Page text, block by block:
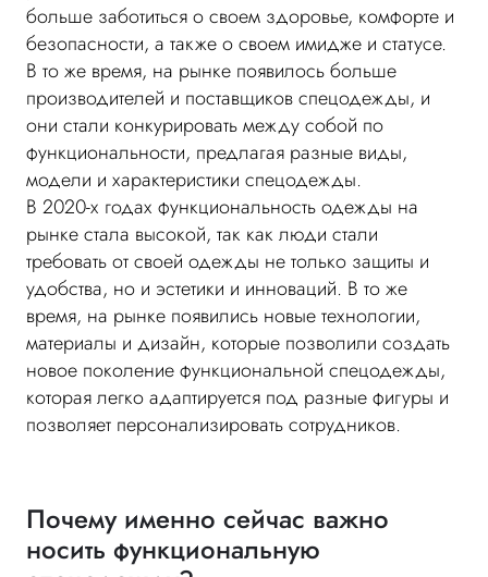
больше заботиться о своем здоровье, комфорте и
безопасности, а также о своем имидже и статусе.
В то же время, на рынке появилось больше
производителей и поставщиков спецодежды, и
они стали конкурировать между собой по
функциональности, предлагая разные виды,
модели и характеристики спецодежды.
В 2020-х годах функциональность одежды на
рынке стала высокой, так как люди стали
требовать от своей одежды не только защиты и
удобства, но и эстетики и инноваций. В то же
время, на рынке появились новые технологии,
материалы и дизайн, которые позволили создать
новое поколение функциональной спецодежды,
которая легко адаптируется под разные фигуры и
позволяет персонализировать сотрудников.
Почему именно сейчас важно
носить функциональную